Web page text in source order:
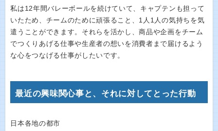
私は12年間バレーボールを続けていて、キャプテンも担って
いたため、チームのために頑張ること、1人1人の気持ちを気
遣うことができます。それらを活かし、商品や企画をチーム
でつくりあげる仕事や生産者の想いを消費者まで届けるよう
な心をつなげる仕事がしたいです。
最近の興味関心事と、それに対してとった行動
日本各地の都市